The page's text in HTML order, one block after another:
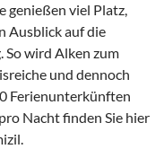
genießen viel Platz,
Ausblick auf die
So wird Alken zum
und dennoch
Ferienunterkünften
Nacht finden Sie hier